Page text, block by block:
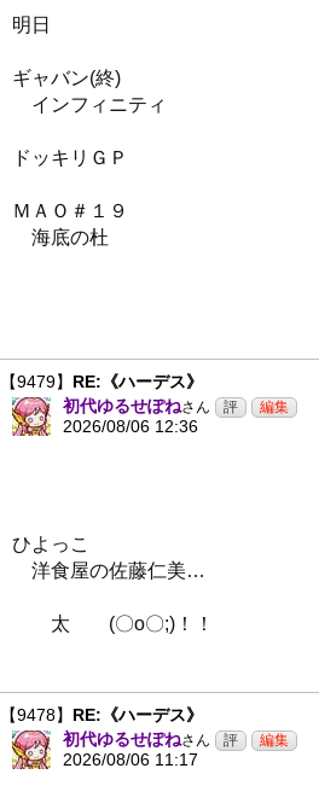
明日
ギャバン(終)
インフィニティ
ドッキリＧＰ
ＭＡＯ＃１９
海底の杜
【9479】 RE:《ハーデス》
初代ゆるせぽねさん
2026/08/06 12:36
ひよっこ
洋食屋の佐藤仁美…
太 (〇o〇;)！！
【9478】 RE:《ハーデス》
初代ゆるせぽねさん
2026/08/06 11:17